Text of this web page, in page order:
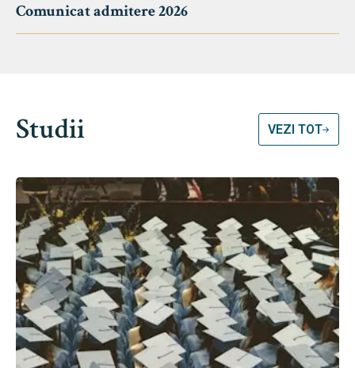
Comunicat admitere 2026
Studii VEZI TOT